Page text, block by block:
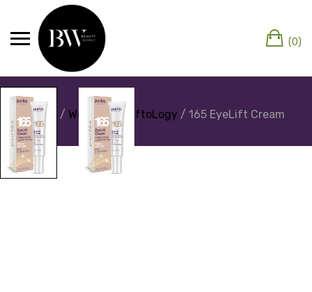
(0)
Home / Webshop/ LiftoLogy / 165 EyeLift Cream